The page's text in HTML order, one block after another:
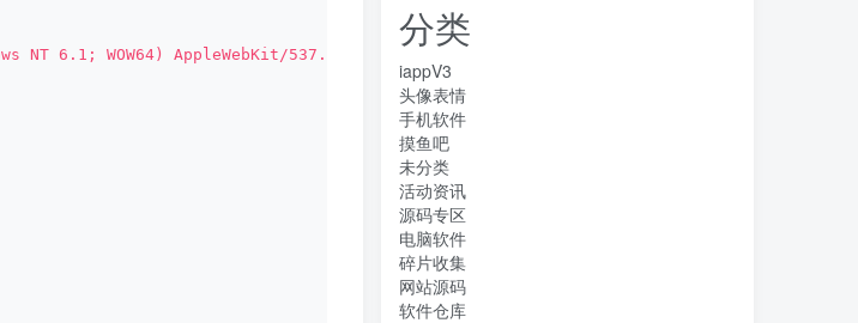
NT 6.1; WOW64) AppleWebKit/537.36 (KHTML, like Gecko) Chrome/86.0.4240.198 Safari/
分类
iappV3
头像表情
手机软件
摸鱼吧
未分类
活动资讯
源码专区
电脑软件
碎片收集
网站源码
软件仓库